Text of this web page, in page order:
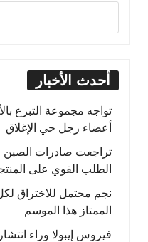
أحدث الأخبار
تواجه مجموعة التبرع
أعضاء رجل حي الإغلاق
تراجعت صادرات الصين
الطلب القوي على
نجم محتمل للاختراق
الممتاز هذا الموسم
فيروس إيبولا وراء